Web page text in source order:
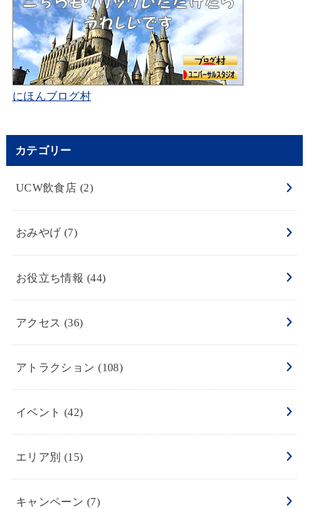
にほんブログ村
カテゴリー
UCW飲食店 (2)
おみやげ (7)
お役立ち情報 (44)
アクセス (36)
アトラクション(108)
イベント (42)
エリア別 (15)
キャンペーン (7)